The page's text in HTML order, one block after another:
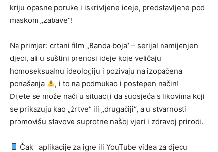
kriju opasne poruke i iskrivljene ideje, predstavljene pod
maskom „zabave“!
Na primjer: crtani film „Banda boja“ – serijal namijenjen
djeci, ali u suštini prenosi ideje koje veličaju
homoseksualnu ideologiju i pozivaju na izopačena
ponašanja
, i to na podmukao i postepen način!
Dijete se može naći u situaciji da suosjeća s likovima koji
se prikazuju kao „žrtve“ ili „drugačiji“, a u stvarnosti
promovišu stavove suprotne našoj vjeri i zdravoj prirodi.
Čak i aplikacije za igre ili YouTube videa za djecu